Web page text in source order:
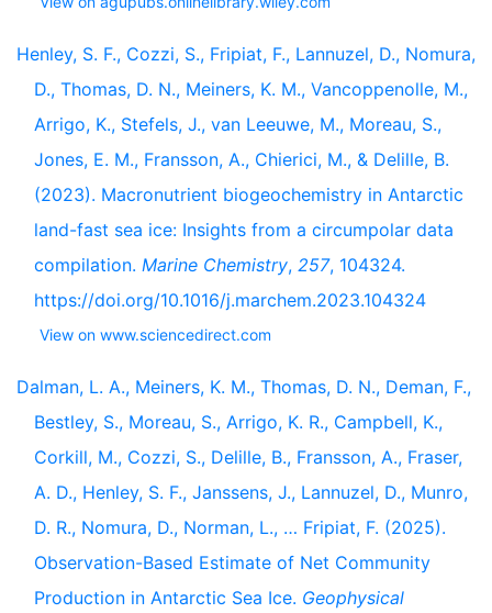
Henley, S. F., Cozzi, S., Fripiat, F., Lannuzel, D., Nomura,
D., Thomas, D. N., Meiners, K. M., Vancoppenolle, M.,
Arrigo, K., Stefels, J., van Leeuwe, M., Moreau, S.,
Jones, E. M., Fransson, A., Chierici, M., & Delille, B.
(2023). Macronutrient biogeochemistry in Antarctic
land-fast sea ice: Insights from a circumpolar data
compilation. Marine Chemistry, 257, 104324.
https://doi.org/10.1016/j.marchem.2023.104324
View on www.sciencedirect.com
Dalman, L. A., Meiners, K. M., Thomas, D. N., Deman, F.,
Bestley, S., Moreau, S., Arrigo, K. R., Campbell, K.,
Corkill, M., Cozzi, S., Delille, B., Fransson, A., Fraser,
A. D., Henley, S. F., Janssens, J., Lannuzel, D., Munro,
D. R., Nomura, D., Norman, L., … Fripiat, F. (2025).
Observation-Based Estimate of Net Community
Production in Antarctic Sea Ice. Geophysical